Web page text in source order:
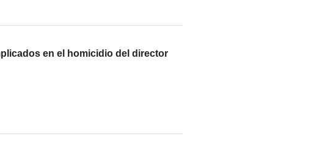
en el homicidio del director